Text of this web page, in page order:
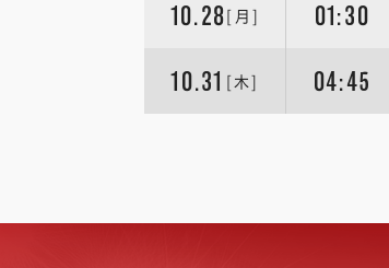
10.28[月] 01:30
10.31 [木] 04:45